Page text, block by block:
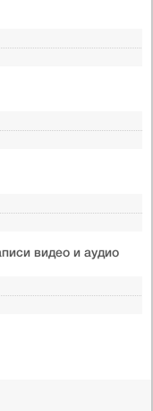
видео и аудио